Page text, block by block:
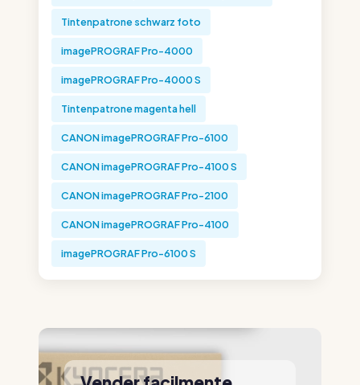
Tintenpatrone schwarz foto
imagePROGRAF Pro-4000
imagePROGRAF Pro-4000 S
Tintenpatrone magenta hell
CANON imagePROGRAF Pro-6100
CANON imagePROGRAF Pro-4100 S
CANON imagePROGRAF Pro-2100
CANON imagePROGRAF Pro-4100
imagePROGRAF Pro-6100 S